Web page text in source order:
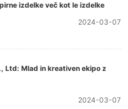
izdelke več kot le izdelke
2024-03-07
Ltd: Mlad in kreativen ekipo z
2024-03-07